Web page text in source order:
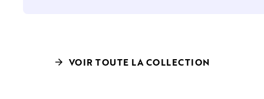
arrow_forward VOIR TOUTE LA COLLECTION